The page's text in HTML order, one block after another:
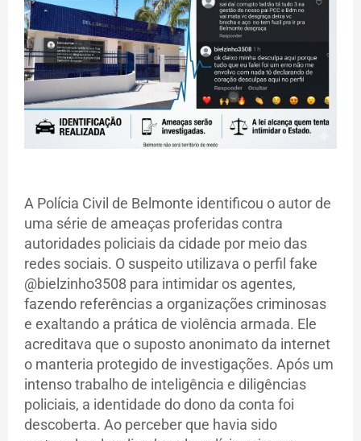
A Polícia Civil de Belmonte identificou o autor de
uma série de ameaças proferidas contra
autoridades policiais da cidade por meio das
redes sociais. O suspeito utilizava o perfil fake
@bielzinho3508 para intimidar os agentes,
fazendo referências a organizações criminosas
e exaltando a prática de violência armada. Ele
acreditava que o suposto anonimato da internet
o manteria protegido de investigações. Após um
intenso trabalho de inteligência e diligências
policiais, a identidade do dono da conta foi
descoberta. Ao perceber que havia sido